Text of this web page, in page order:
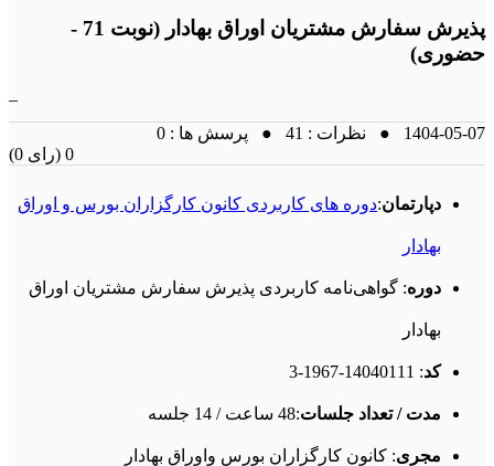
پذیرش سفارش مشتریان اوراق بهادار (نوبت 71 -
حضوری)
1404-05-07 ● نظرات : 41 ● پرسش ها : 0
(0 رای) 0
دپارتمان:دوره های کاربردی کانون کارگزاران بورس و اوراق
بهادار
دوره: گواهی‌نامه کاربردی پذیرش سفارش مشتریان اوراق
بهادار
کد: 14040111-1967-3
مدت / تعداد جلسات:48 ساعت / 14 جلسه
مجری: کانون کارگزاران بورس واوراق بهادار